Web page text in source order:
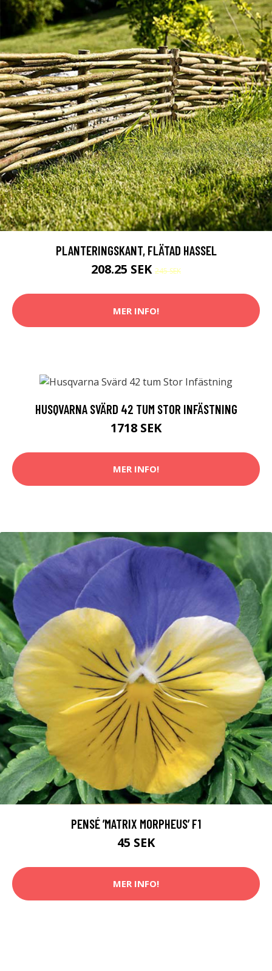
PLANTERINGSKANT, FLÄTAD HASSEL
208.25 SEK 245 SEK
MER INFO!
HUSQVARNA SVÄRD 42 TUM STOR INFÄSTNING
1718 SEK
MER INFO!
PENSÉ ’MATRIX MORPHEUS’ F1
45 SEK
MER INFO!